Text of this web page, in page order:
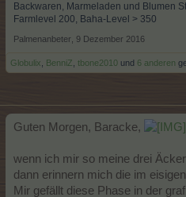
Backwaren, Marmeladen und Blumen
Farmlevel 200, Baha-Level > 350
Palmenanbeter 9 Dezember 2016
Globulix BenniZ tbone2010 und 6 anderen
Guten Morgen, Baracke,
wenn ich mir so meine drei
dann erinnern mich die im
Mir gefällt diese Phase in der